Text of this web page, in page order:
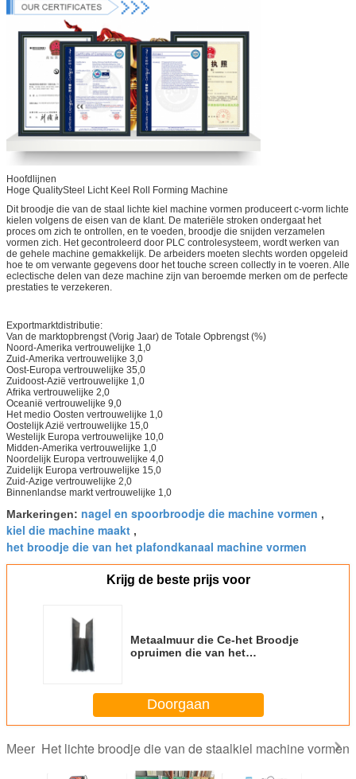
Hoofdlijnen
Hoge QualitySteel Licht Keel Roll Forming Machine
Dit broodje die van de staal lichte kiel machine vormen produceert c-vorm lichte
kielen volgens de eisen van de klant. De materiële stroken ondergaat het
proces om zich te ontrollen, en te voeden, broodje die snijden verzamelen
vormen zich. Het gecontroleerd door PLC controlesysteem, wordt werken van
de gehele machine gemakkelijk. De arbeiders moeten slechts worden opgeleid
hoe te om verwante gegevens door het touche screen collectly in te voeren. Alle
eclectische delen van deze machine zijn van beroemde merken om de perfecte
prestaties te verzekeren.
Exportmarktdistributie:
Van de marktopbrengst (Vorig Jaar) de Totale Opbrengst (%)
Noord-Amerika vertrouwelijke 1,0
Zuid-Amerika vertrouwelijke 3,0
Oost-Europa vertrouwelijke 35,0
Zuidoost-Azië vertrouwelijke 1,0
Afrika vertrouwelijke 2,0
Oceanië vertrouwelijke 9,0
Het medio Oosten vertrouwelijke 1,0
Oostelijk Azië vertrouwelijke 15,0
Westelijk Europa vertrouwelijke 10,0
Midden-Amerika vertrouwelijke 1,0
Noordelijk Europa vertrouwelijke 4,0
Zuidelijk Europa vertrouwelijke 15,0
Zuid-Azige vertrouwelijke 2,0
Binnenlandse marktvertrouwelijke 1,0
Markeringen: nagel en spoorbroodje die machine vormen ,
kiel die machine maakt ,
het broodje die van het plafondkanaal machine vormen
Krijg de beste prijs voor
Metaalmuur die Ce-het Broodje
opruimen die van het
Doorgaan
Meer Het lichte broodje die van de staalkiel machine vormen